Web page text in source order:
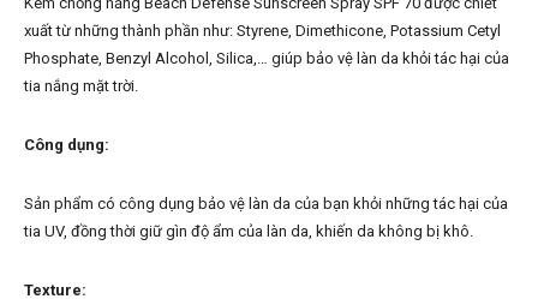
xuất từ những thành phần như: Styrene, Dimethicone, Potassium Cetyl
Phosphate, Benzyl Alcohol, Silica,… giúp bảo vệ làn da khỏi tác hại của
tia nắng mặt trời.
Công dụng:
Sản phẩm có công dụng bảo vệ làn da của bạn khỏi những tác hại của
tia UV, đồng thời giữ gìn độ ẩm của làn da, khiến da không bị khô.
Texture: